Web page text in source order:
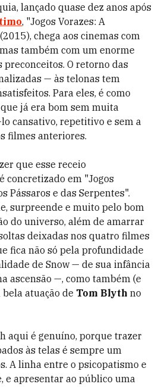
lançado quase dez anos após
, "Jogos Vorazes: A
chega aos cinemas com
também com um enorme
preconceitos. O retorno das
— às telonas tem
Para eles, é como
já era bom sem muita
cansativo, repetitivo e sem a
filmes anteriores.
que esse receio
concretizado em "Jogos
Pássaros e das Serpentes".
surpreende e muito pelo bom
do universo, além de amarrar
deixadas nos quatro filmes
fica não só pela profundidade
de Snow — de sua infância
ascensão —, como também (e
atuação de Tom Blyth no
aqui é genuíno, porque trazer
às telas é sempre um
A linha entre o psicopatismo e
e apresentar ao público uma